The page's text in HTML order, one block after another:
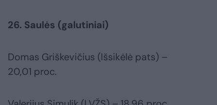
26. Saulės (galutiniai)
Domas Griškevičius (Išsikėlė pats) –
20,01 proc.